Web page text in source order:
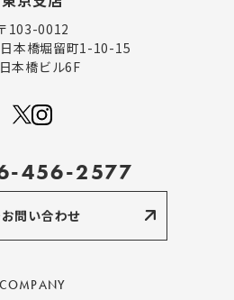
103-0012
本橋堀留町1-10-15
本橋ビル6F
456-2577
問い合わせ
COMPANY